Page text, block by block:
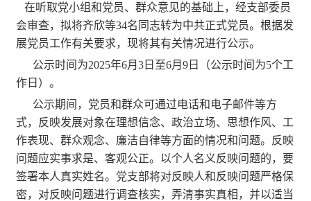
在听取党小组和党员、群众意见的基础上，经支部委员
会审查，拟将齐欣等34名同志转为中共正式党员。根据发
展党员工作有关要求，现将其有关情况进行公示。
公示时间为2025年6月 3日至6月 9日（公示时间为5个工
作日）。
公示期间，党员和群众可通过电话和电子邮件等方
式，反映发展对象在理想信念、政治立场、思想作风、工
作表现、群众观念、廉洁自律等方面的情况和问题。反映
问题应实事求是、客观公正。以个人名义反映问题的，要
签署本人真实姓名。党支部将对反映人和反映问题严格保
密，对反映问题进行调查核实，弄清事实真相，并以适当